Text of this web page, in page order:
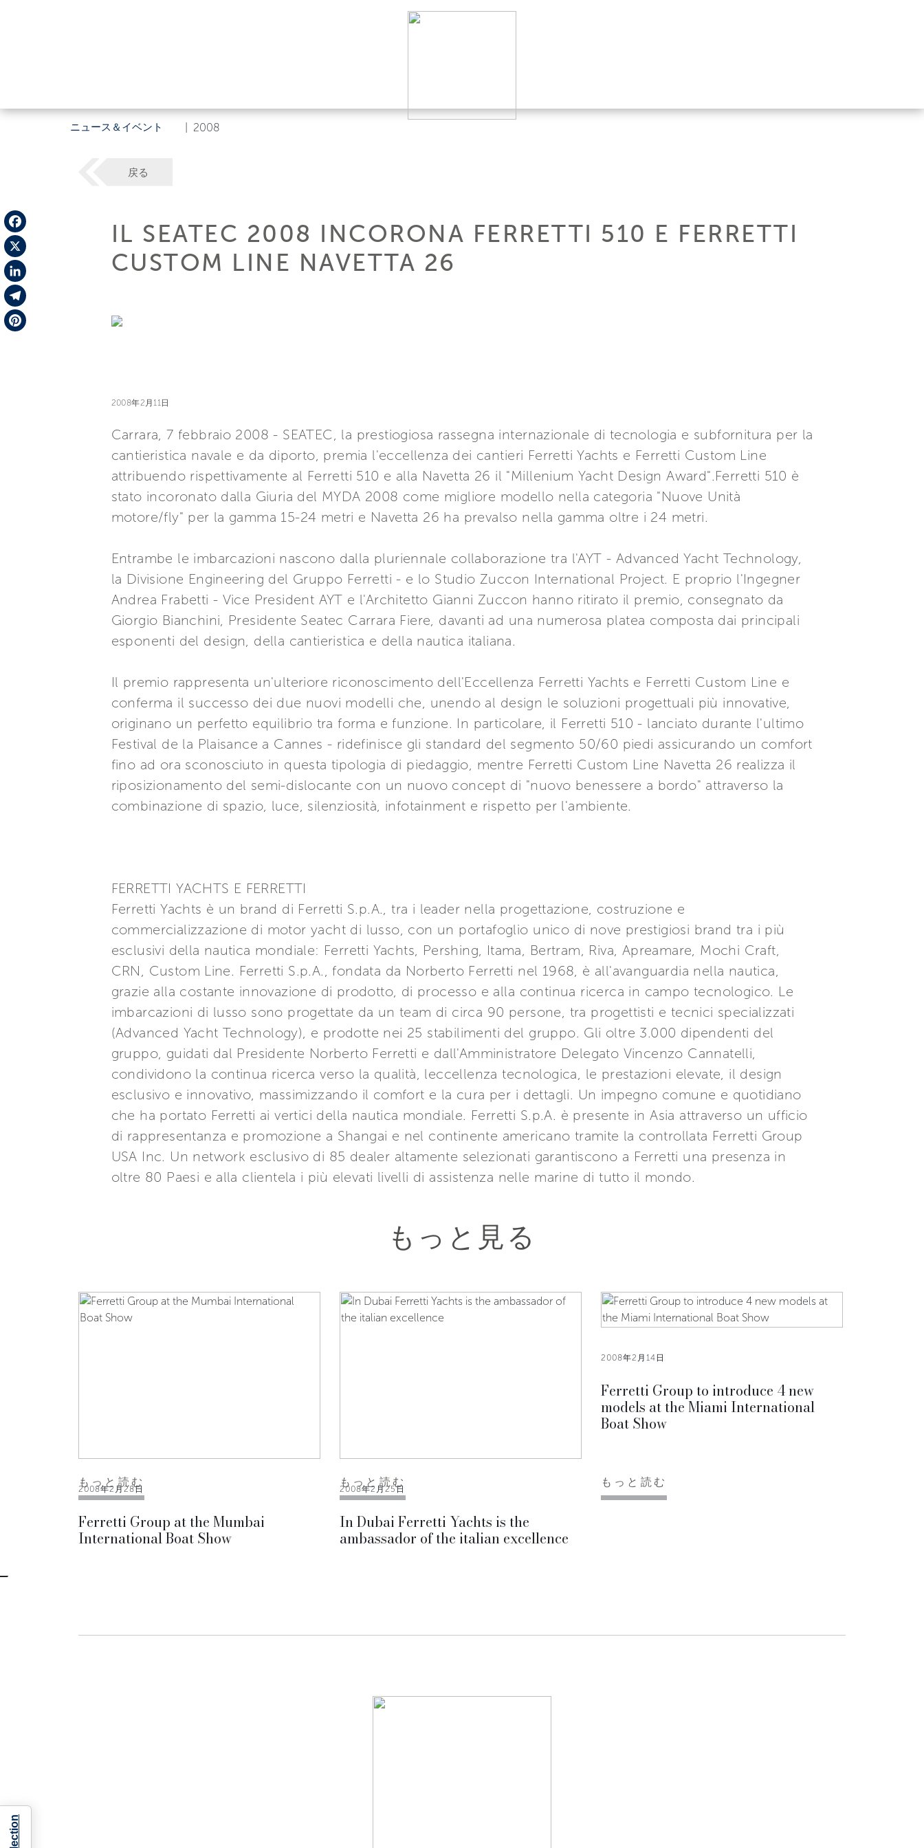
ニュース＆イベント 2008
Facebook
X
LinkedIn
Telegram
戻る
IL SEATEC 2008 INCORONA FERRETTI 510 E FERRETTI
CUSTOM LINE NAVETTA 26
2008年2月11日
Carrara, 7 febbraio 2008 - SEATEC, la prestiogiosa rassegna internazionale di tecnologia e subfornitura per la
cantieristica navale e da diporto, premia l'eccellenza dei cantieri Ferretti Yachts e Ferretti Custom Line
attribuendo rispettivamente al Ferretti 510 e alla Navetta 26 il "Millenium Yacht Design Award".Ferretti 510 è
stato incoronato dalla Giuria del MYDA 2008 come migliore modello nella categoria "Nuove Unità
motore/fly" per la gamma 15-24 metri e Navetta 26 ha prevalso nella gamma oltre i 24 metri.
Entrambe le imbarcazioni nascono dalla pluriennale collaborazione tra l'AYT - Advanced Yacht Technology,
la Divisione Engineering del Gruppo Ferretti - e lo Studio Zuccon International Project. E proprio l'Ingegner
Andrea Frabetti - Vice President AYT e l'Architetto Gianni Zuccon hanno ritirato il premio, consegnato da
Giorgio Bianchini, Presidente Seatec Carrara Fiere, davanti ad una numerosa platea composta dai principali
esponenti del design, della cantieristica e della nautica italiana.
Il premio rappresenta un'ulteriore riconoscimento dell'Eccellenza Ferretti Yachts e Ferretti Custom Line e
conferma il successo dei due nuovi modelli che, unendo al design le soluzioni progettuali più innovative,
originano un perfetto equilibrio tra forma e funzione. In particolare, il Ferretti 510 - lanciato durante l'ultimo
Festival de la Plaisance a Cannes - ridefinisce gli standard del segmento 50/60 piedi assicurando un comfort
fino ad ora sconosciuto in questa tipologia di piedaggio, mentre Ferretti Custom Line Navetta 26 realizza il
riposizionamento del semi-dislocante con un nuovo concept di "nuovo benessere a bordo" attraverso la
combinazione di spazio, luce, silenziosità, infotainment e rispetto per l'ambiente.
FERRETTI YACHTS E FERRETTI
Ferretti Yachts è un brand di Ferretti S.p.A., tra i leader nella progettazione, costruzione e
commercializzazione di motor yacht di lusso, con un portafoglio unico di nove prestigiosi brand tra i più
esclusivi della nautica mondiale: Ferretti Yachts, Pershing, Itama, Bertram, Riva, Apreamare, Mochi Craft,
CRN, Custom Line. Ferretti S.p.A., fondata da Norberto Ferretti nel 1968, è all'avanguardia nella nautica,
grazie alla costante innovazione di prodotto, di processo e alla continua ricerca in campo tecnologico. Le
imbarcazioni di lusso sono progettate da un team di circa 90 persone, tra progettisti e tecnici specializzati
(Advanced Yacht Technology), e prodotte nei 25 stabilimenti del gruppo. Gli oltre 3.000 dipendenti del
gruppo, guidati dal Presidente Norberto Ferretti e dall'Amministratore Delegato Vincenzo Cannatelli,
condividono la continua ricerca verso la qualità, leccellenza tecnologica, le prestazioni elevate, il design
esclusivo e innovativo, massimizzando il comfort e la cura per i dettagli. Un impegno comune e quotidiano
che ha portato Ferretti ai vertici della nautica mondiale. Ferretti S.p.A. è presente in Asia attraverso un ufficio
di rappresentanza e promozione a Shangai e nel continente americano tramite la controllata Ferretti Group
USA Inc. Un network esclusivo di 85 dealer altamente selezionati garantiscono a Ferretti una presenza in
oltre 80 Paesi e alla clientela i più elevati livelli di assistenza nelle marine di tutto il mondo.
もっと見る
2008年2月28日
Ferretti Group at the Mumbai
International Boat Show
もっと読む
2008年2月25日
In Dubai Ferretti Yachts is the
ambassador of the italian excellence
もっと読む
2008年2月14日
Ferretti Group to introduce 4 new
models at the Miami International
Boat Show
もっと読む